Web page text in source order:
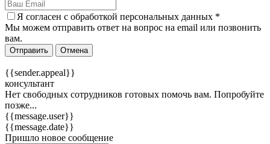
Я согласен c обработкой персональных данных *
Мы можем отправить ответ на вопрос на email или позвонить
вам.
Отправить Отмена
{{sender.appeal}}
консультант
Нет свободных сотрудников готовых помочь вам. Попробуйте
позже...
{{message.user}}
{{message.date}}
Пришло новое сообщение